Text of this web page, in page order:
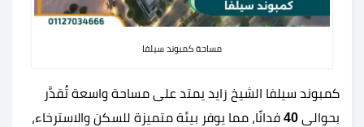
مساحة كمبوند سيلفا
كمبوند سيلفا الشيخ زايد يمتد على مساحة واسعة تُقدَّر
بحوالي 40 فدانًا، مما يوفر بيئة متميزة للسكن والاسترخاء،